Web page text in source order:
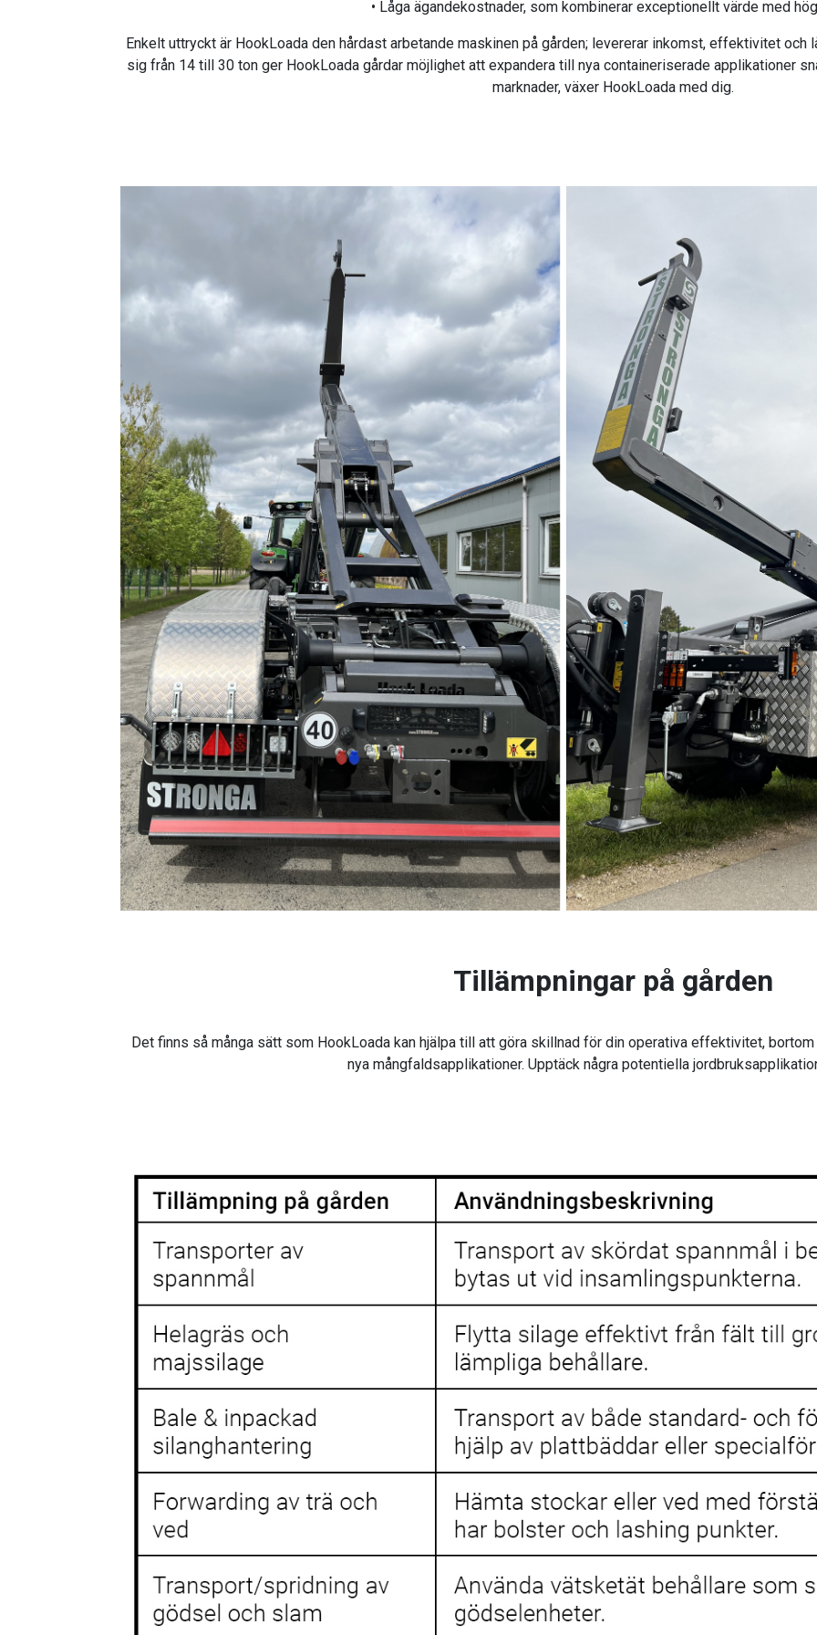
• Låga ägandekostnader, som kombinerar exceptionellt värde med
Enkelt uttryckt är HookLoada den hårdast arbetande maskinen på gården; levererar inkomst, effektivitet
sig från 14 till 30 ton ger HookLoada gårdar möjlighet att expandera till nya containeriserade applikationer
marknader, växer HookLoada med dig.
Tillämpningar på gården
Det finns så många sätt som HookLoada kan hjälpa till att göra skillnad för din operativa effektivitet,
nya mångfaldsapplikationer. Upptäck några potentiella